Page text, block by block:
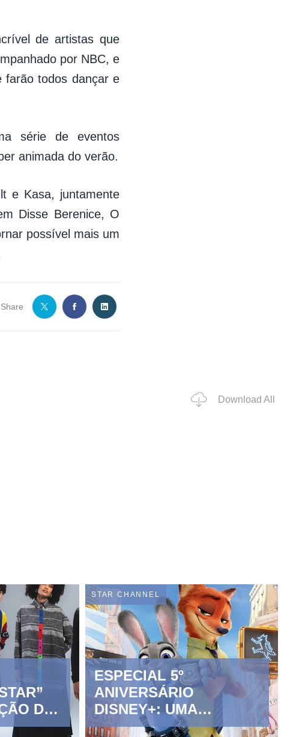
de artistas que
por NBC, e
farão todos dançar e
série de eventos
animada do verão.
e Kasa, juntamente
Disse Berenice, O
possível mais um
Share
Download All
DE
STAR CHANNEL
ESPECIAL 5º
ANIVERSÁRIO
DISNEY+: UMA
SELEÇÃO DE FILMES